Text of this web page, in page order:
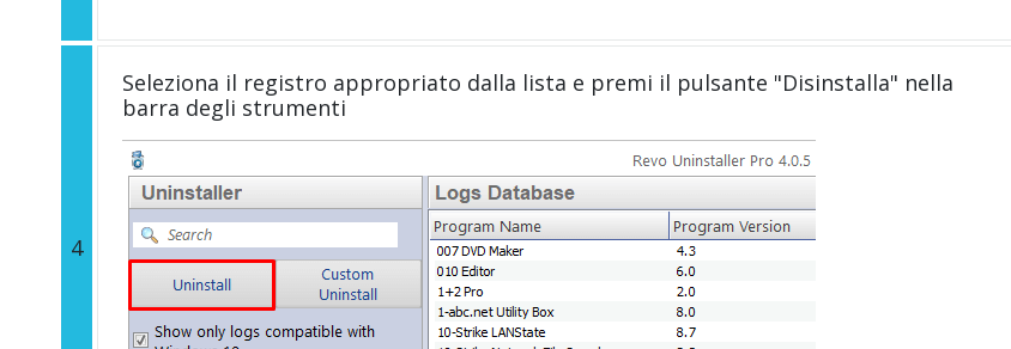
4
Seleziona il registro appropriato dalla lista e premi il pulsante "Disinstalla" nella
barra degli strumenti